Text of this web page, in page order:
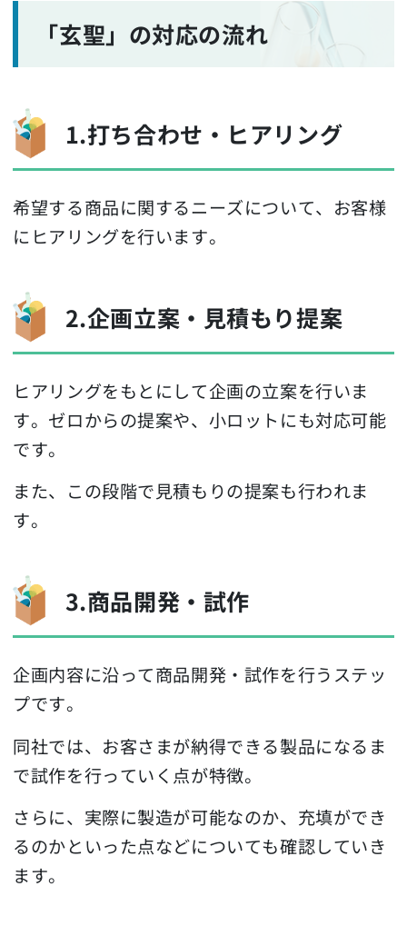
「玄聖」の対応の流れ
1.打ち合わせ・ヒアリング
希望する商品に関するニーズについて、お客様
にヒアリングを行います。
2.企画立案・見積もり提案
ヒアリングをもとにして企画の立案を行いま
す。ゼロからの提案や、小ロットにも対応可能
です。
また、この段階で見積もりの提案も行われま
す。
3.商品開発・試作
企画内容に沿って商品開発・試作を行うステッ
プです。
同社では、お客さまが納得できる製品になるま
で試作を行っていく点が特徴。
さらに、実際に製造が可能なのか、充填ができ
るのかといった点などについても確認していき
ます。